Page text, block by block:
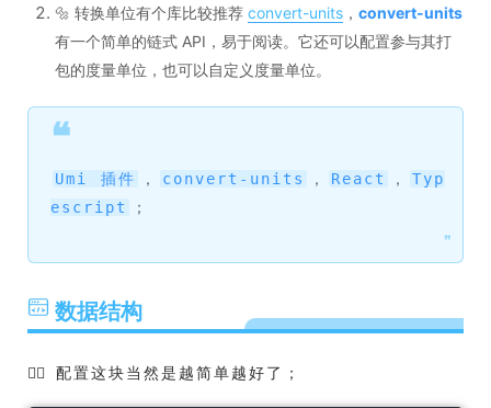
🔩 转换单位有个库比较推荐 convert-units ， convert-units
有一个简单的链式 API，易于阅读。它还可以配置参与其打
包的度量单位，也可以自定义度量单位。
❝
Umi 插件 ， convert-units ， React ，
Typ
escript
；
❞
数据结构
🏳️‍🌈 配置这块当然是越简单越好了；